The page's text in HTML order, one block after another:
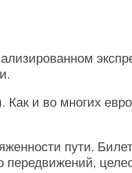
и во многих
пути.
передвижений,